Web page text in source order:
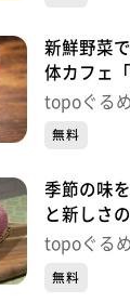
新鮮野菜
体カフェ
ス」（石
topoぐる
無料
季節の味
と新しさ
リーアズ
topoぐる
無料